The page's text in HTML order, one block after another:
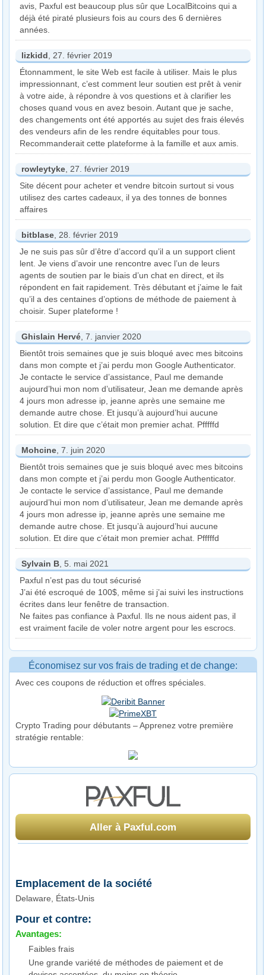
avis, Paxful est beaucoup plus sûr que LocalBitcoins qui a
déjà été piraté plusieurs fois au cours des 6 dernières
années.
lizkidd , 27. février 2019
Étonnamment, le site Web est facile à utiliser. Mais le plus
impressionnant, c’est comment leur soutien est prêt à venir
à votre aide, à répondre à vos questions et à clarifier les
choses quand vous en avez besoin. Autant que je sache,
des changements ont été apportés au sujet des frais élevés
des vendeurs afin de les rendre équitables pour tous.
Recommanderait cette plateforme à la famille et aux amis.
rowleytyke , 27. février 2019
Site décent pour acheter et vendre bitcoin surtout si vous
utilisez des cartes cadeaux, il ya des tonnes de bonnes
affaires
bitblase , 28. février 2019
Je ne suis pas sûr d’être d’accord qu’il a un support client
lent. Je viens d’avoir une rencontre avec l’un de leurs
agents de soutien par le biais d’un chat en direct, et ils
répondent en fait rapidement. Très débutant et j’aime le fait
qu’il a des centaines d’options de méthode de paiement à
choisir. Super plateforme !
Ghislain Hervé , 7. janvier 2020
Bientôt trois semaines que je suis bloqué avec mes bitcoins
dans mon compte et j’ai perdu mon Google Authenticator.
Je contacte le service d’assistance, Paul me demande
aujourd’hui mon nom d’utilisateur, Jean me demande après
4 jours mon adresse ip, jeanne après une semaine me
demande autre chose. Et jusqu’à aujourd’hui aucune
solution. Et dire que c’était mon premier achat. Pfffffd
Mohcine , 7. juin 2020
Bientôt trois semaines que je suis bloqué avec mes bitcoins
dans mon compte et j’ai perdu mon Google Authenticator.
Je contacte le service d’assistance, Paul me demande
aujourd’hui mon nom d’utilisateur, Jean me demande après
4 jours mon adresse ip, jeanne après une semaine me
demande autre chose. Et jusqu’à aujourd’hui aucune
solution. Et dire que c’était mon premier achat. Pfffffd
Sylvain B , 5. mai 2021
Paxful n’est pas du tout sécurisé
J’ai été escroqué de 100$, même si j’ai suivi les instructions
écrites dans leur fenêtre de transaction.
Ne faites pas confiance à Paxful. Ils ne nous aident pas, il
est vraiment facile de voler notre argent pour les escrocs.
Économisez sur vos frais de trading et de change:
Avec ces coupons de réduction et offres spéciales.
Crypto Trading pour débutants – Apprenez votre première
stratégie rentable:
Aller à Paxful.com
Emplacement de la société
Delaware, États-Unis
Pour et contre:
Avantages:
Faibles frais
Une grande variété de méthodes de paiement et de